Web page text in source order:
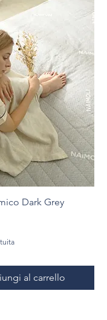
Dark Grey
al carrello